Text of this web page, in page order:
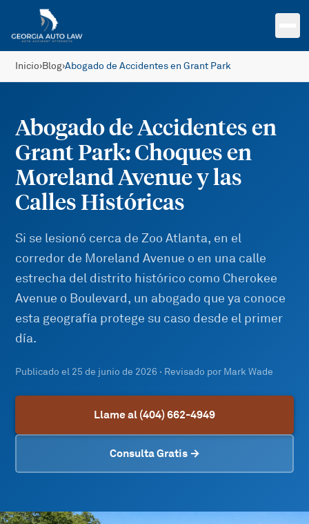
Saltar al contenido principal
Inicio›Blog›Abogado de Accidentes en Grant Park
Abogado de Accidentes en
Grant Park: Choques en
Moreland Avenue y las
Calles Históricas
Si se lesionó cerca de Zoo Atlanta, en el
corredor de Moreland Avenue o en una calle
estrecha del distrito histórico como Cherokee
Avenue o Boulevard, un abogado que ya conoce
esta geografía protege su caso desde el primer
día.
Publicado el 25 de junio de 2026 · Revisado por Mark Wade
Llame al (404) 662-4949
Consulta Gratis →